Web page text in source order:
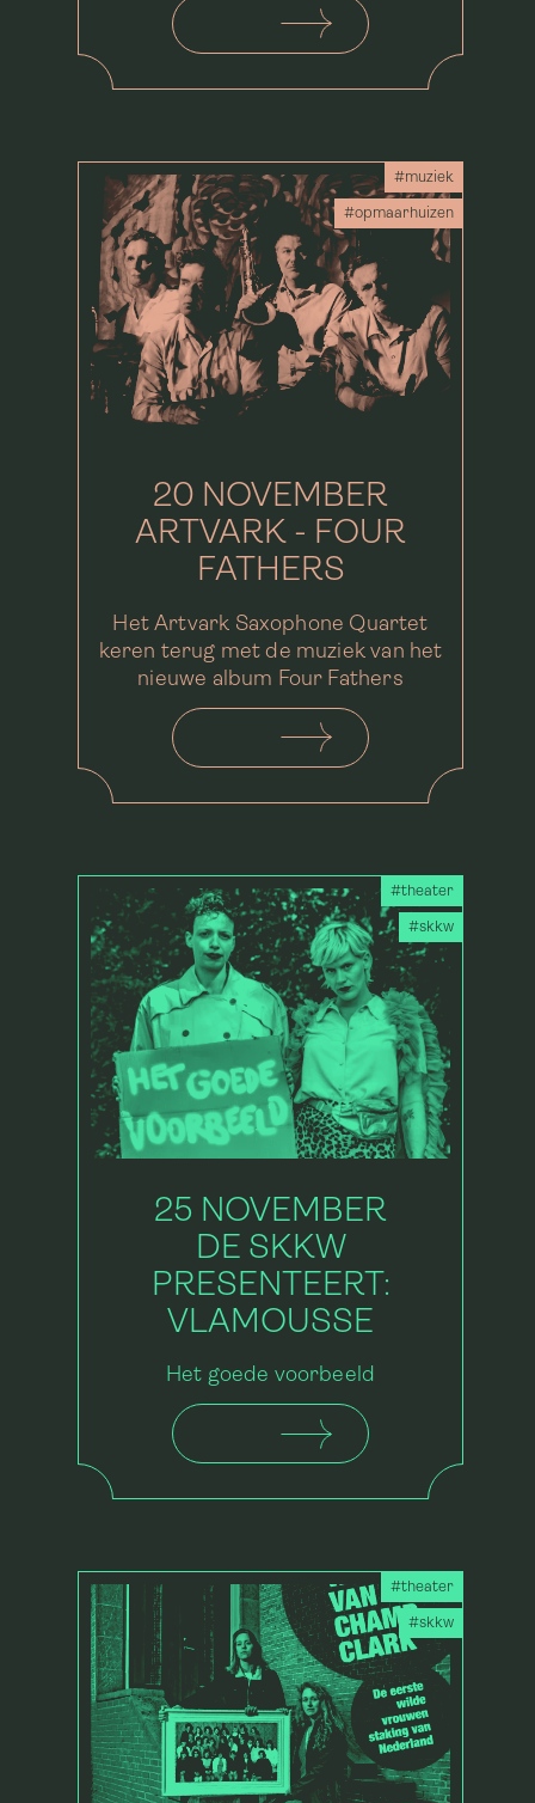
#muziek
#opmaarhuizen
20 NOVEMBER
ARTVARK - FOUR
FATHERS
Het Artvark Saxophone Quartet
keren terug met de muziek van het
nieuwe album Four Fathers
#theater
#skkw
25 NOVEMBER
DE SKKW
PRESENTEERT:
VLAMOUSSE
Het goede voorbeeld
#theater
#skkw